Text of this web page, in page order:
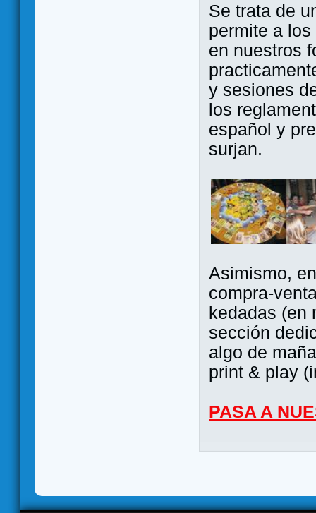
Se trata de
permite a
en nuestros
y sesiones
los
español y
surjan.
Asimismo,
compra-
kedadas (en
sección
algo de
print & play
PASA A